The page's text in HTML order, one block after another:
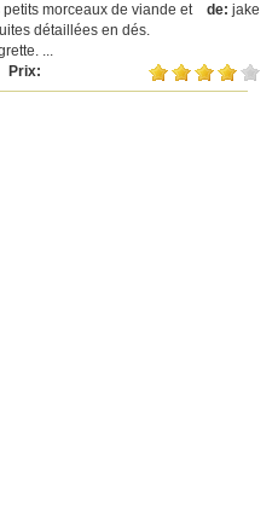
de: jake
morceaux de viande et
détaillées en dés.
...
Prix: